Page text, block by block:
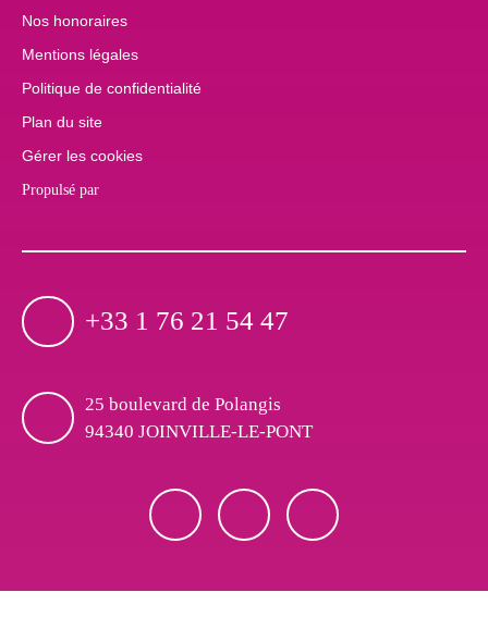
Nos honoraires
Mentions légales
Politique de confidentialité
Plan du site
Gérer les cookies
Propulsé par
+33 1 76 21 54 47
25 boulevard de Polangis
94340 JOINVILLE-LE-PONT